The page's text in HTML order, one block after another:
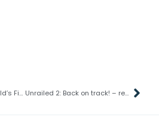
Batman/Superman: World’s Finest. Diabeł Nezha. Tom 1 – recenzja komiksu – Pojedynek w orientalnym sosie Unrailed 2: Back on track! – recenzja gry – Czy więcej znaczy lepiej?